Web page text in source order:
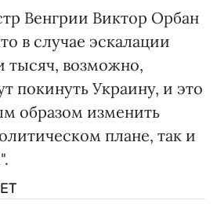
Венгрии Виктор Орбан
в случае эскалации
тысяч, возможно,
покинуть Украину, и это
образом изменить
плане, так и